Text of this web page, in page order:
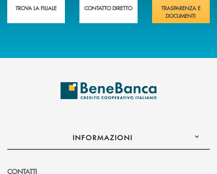
TROVA LA FILIALE CONTATTO DIRETTO
TRASPARENZA E
DOCUMENTI
INFORMAZIONI
CONTATTI